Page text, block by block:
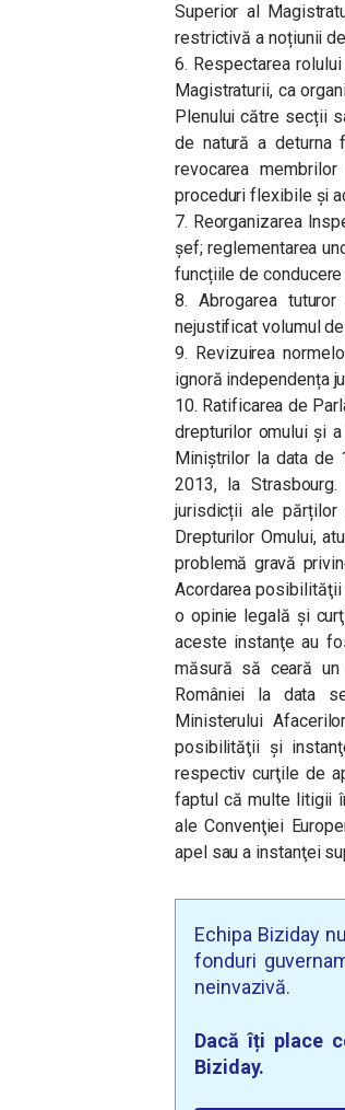
Superior al
restrictivă a noțiunii
6. Respectarea
Magistraturii, ca
Plenului către secții
de natură a deturna
revocarea
proceduri flexibile și
7. Reorganizarea
șef; reglementarea
funcțiile de
8. Abrogarea
nejustificat volumul
9. Revizuirea
ignoră independența
10. Ratificarea de
drepturilor omului și
Miniștrilor la data de
2013, la
jurisdicții ale părților
Drepturilor Omului,
problemă gravă
Acordarea posibilităţii
o opinie legală şi
aceste instanţe au
măsură să ceară
României la data
Ministerului
posibilităţii şi
respectiv curţile de
faptul că multe litigii
ale Convenţiei
apel sau a instanţei
Echipa Biziday
fonduri
neinvazivă.
Dacă îți place
Biziday.